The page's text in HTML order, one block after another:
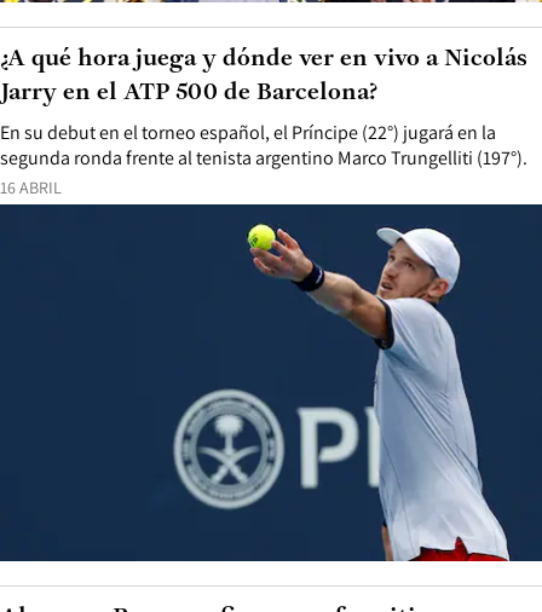
16 ABRIL
En su debut en el torneo español, el Príncipe (22°) jugará en la
segunda ronda frente al tenista argentino Marco Trungelliti (197°).
¿A qué hora juega y dónde ver en vivo a Nicolás
Jarry en el ATP 500 de Barcelona?